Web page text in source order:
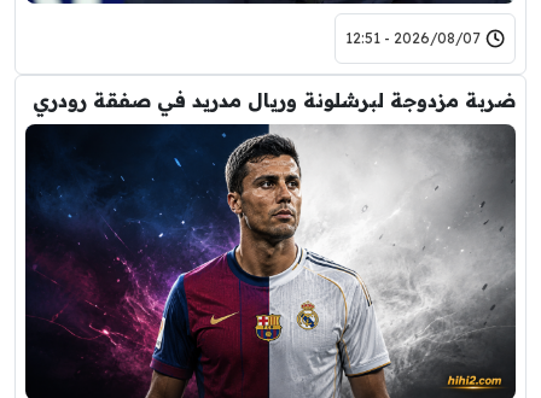
2026/08/07 - 12:51
ضربة مزدوجة لبرشلونة وريال مدريد في صفقة رودري